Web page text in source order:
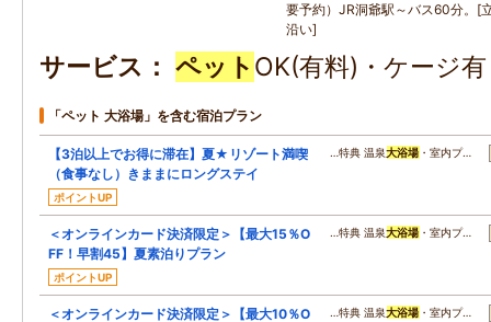
要予約）JR洞爺駅～バス60分。[
沿い]
サービス ペット OK(有料)・ケージ
「ペット 大浴場」を含む宿泊プラン
【3泊以上でお得に滞在】夏★リゾート満喫
（食事なし）きままにロングステイ
ポイントUP
…特典 温泉大浴場 ・室内プ…
＜オンラインカード決済限定＞【最大15％O
FF！早割45】夏素泊りプラン
ポイントUP
…特典 温泉大浴場 ・室内プ…
＜オンラインカード決済限定＞【最大10％O …特典 温泉大浴場 ・室内プ…